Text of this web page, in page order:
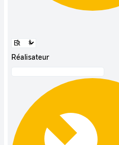
Réalisateur